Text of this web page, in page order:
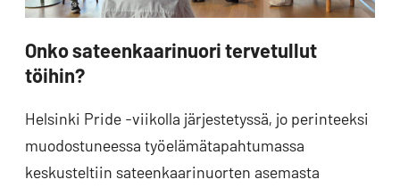
Onko sateenkaarinuori tervetullut
töihin?
Helsinki Pride -viikolla järjestetyssä, jo perinteeksi
muodostuneessa työelämätapahtumassa
keskusteltiin sateenkaarinuorten asemasta